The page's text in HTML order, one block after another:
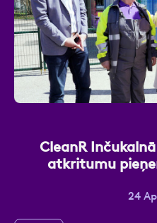
CleanR
atkritumu
24
Vārds, Uzvārds